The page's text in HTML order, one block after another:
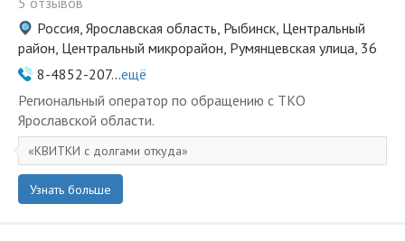
Россия, Ярославская область, Рыбинск, Центральный
район, Центральный микрорайон, Румянцевская улица, 36
8-4852-207...ещё
Региональный оператор по обращению с ТКО
Ярославской области.
КВИТКИ с долгами откуда
Узнать больше